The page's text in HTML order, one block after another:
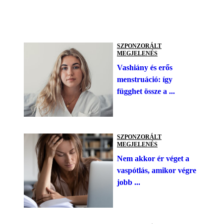
SZPONZORÁLT
MEGJELENÉS
Vashiány és erős
menstruáció: így
függhet össze a ...
SZPONZORÁLT
MEGJELENÉS
Nem akkor ér véget a
vaspótlás, amikor végre
jobb ...